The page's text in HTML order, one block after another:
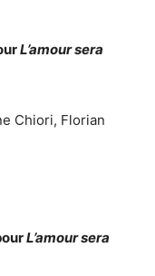
L’amour sera
Chiori, Florian
L’amour sera